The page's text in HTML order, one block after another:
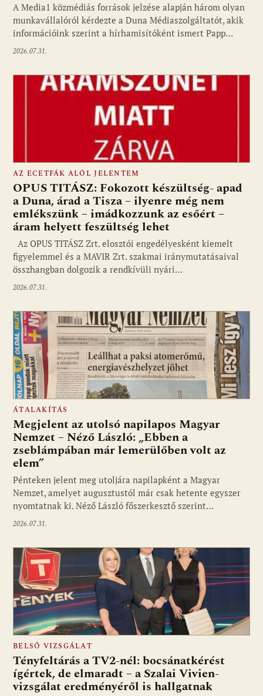
A Media1 közmédiás források jelzése alapján három olyan
munkavállalóról kérdezte a Duna Médiaszolgáltatót, akik
információink szerint a hírhamisítóként ismert Papp…
2026.07.31.
AZ ECETFÁK ALÓL JELENTEM
OPUS TITÁSZ: Fokozott készültség- apad
a Duna, árad a Tisza – ilyenre még nem
emlékszünk – imádkozzunk az esőért –
áram helyett feszültség lehet
Az OPUS TITÁSZ Zrt. elosztói engedélyesként kiemelt
figyelemmel és a MAVIR Zrt. szakmai iránymutatásaival
összhangban dolgozik a rendkívüli nyári…
2026.07.31.
ÁTALAKÍTÁS
Megjelent az utolsó napilapos Magyar
Nemzet – Néző László: „Ebben a
zseblámpában már lemerülőben volt az
elem”
Pénteken jelent meg utoljára napilapként a Magyar
Nemzet, amelyet augusztustól már csak hetente egyszer
nyomtatnak ki. Néző László főszerkesztő szerint…
2026.07.31.
BELSŐ VIZSGÁLAT
Tényfeltárás a TV2-nél: bocsánatkérést
ígértek, de elmaradt – a Szalai Vivien-
vizsgálat eredményéről is hallgatnak